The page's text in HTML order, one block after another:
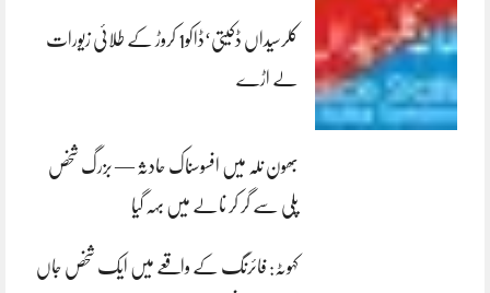
کلرسیداں ڈکیتی‘ڈاکو1 کروڑ کے طلائی زیورات
لے اڑے
بھون نلہ میں افسوسناک حادثہ — بزرگ شخص
پلی سے گر کر نالے میں بہہ گیا
کہوٹہ: فائرنگ کے واقعے میں ایک شخص جاں